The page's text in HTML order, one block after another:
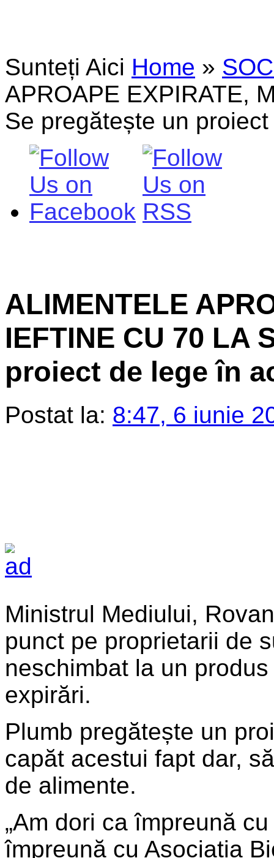
Sunteți Aici Home »
APROAPE EXPIRATE,
Se pregătește un
ALIMENTELE
IEFTINE CU 70 LA
proiect de lege în
Postat la: 8:47, 6 iunie
Ministrul Mediului,
punct pe proprietarii de
neschimbat la un
expirări.
Plumb pregătește un
capăt acestui fapt dar,
de alimente.
„Am dori ca împreună
împreună cu Asociația